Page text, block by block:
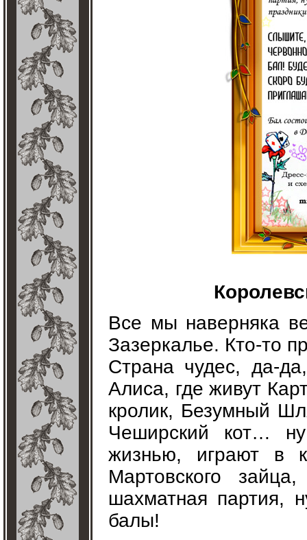
Все мы наверняка
Зазеркалье. Кто-то
Страна чудес, да-
Алиса, где живут
кролик, Безумный
Чеширский кот…
жизнью, играют в
Мартовского
шахматная партия,
балы!